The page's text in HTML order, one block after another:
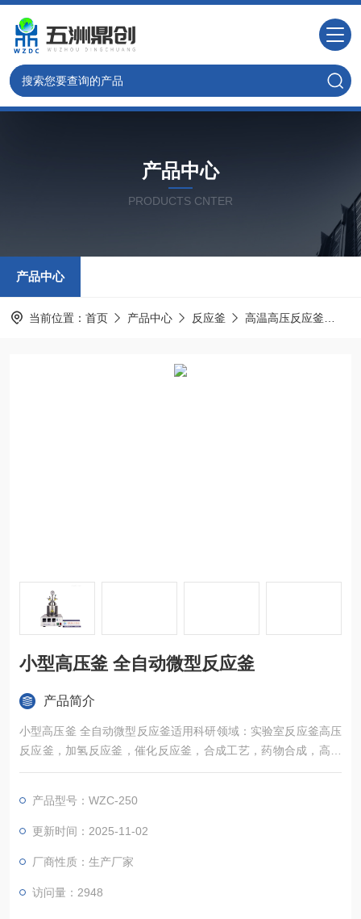
产品中心
PRODUCTS CNTER
产品中心
当前位置： 首页 产品中心 反应釜 高温高压反应釜
小型高压釜 全自动微型反应釜
产品简介
小型高压釜 全自动微型反应釜适用科研领域：实验室反应釜高压
反应釜，加氢反应釜，催化反应釜，合成工艺，药物合成，高压
聚合釜，纳米合成釜，条件筛选，结晶筛选，组合化学，生物质
实验室反应釜....酯化釜小型反应釜自动升降高压反应釜
产品型号：WZC-250
更新时间：2025-11-02
厂商性质：生产厂家
访问量：2948